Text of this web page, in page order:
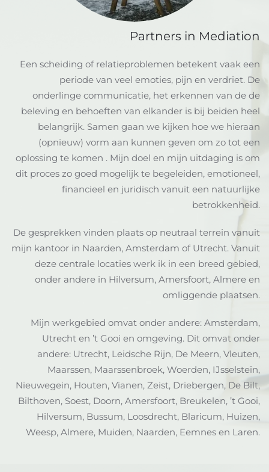
Partners in Mediation
Een scheiding of relatieproblemen betekent vaak een
periode van veel emoties, pijn en verdriet. De
onderlinge communicatie, het erkennen van de de
beleving en behoeften van elkander is bij beiden heel
belangrijk. Samen gaan we kijken hoe we hieraan
(opnieuw) vorm aan kunnen geven om zo tot een
oplossing te komen . Mijn doel en mijn uitdaging is om
dit proces zo goed mogelijk te begeleiden, emotioneel,
financieel en juridisch vanuit een natuurlijke
betrokkenheid.
De gesprekken vinden plaats op neutraal terrein vanuit
mijn kantoor in Naarden, Amsterdam of Utrecht. Vanuit
deze centrale locaties werk ik in een breed gebied,
onder andere in Hilversum, Amersfoort, Almere en
omliggende plaatsen.
Mijn werkgebied omvat onder andere: Amsterdam,
Utrecht en ’t Gooi en omgeving. Dit omvat onder
andere: Utrecht, Leidsche Rijn, De Meern, Vleuten,
Maarssen, Maarssenbroek, Woerden, IJsselstein,
Nieuwegein, Houten, Vianen, Zeist, Driebergen, De Bilt,
Bilthoven, Soest, Doorn, Amersfoort, Breukelen, ’t Gooi,
Hilversum, Bussum, Loosdrecht, Blaricum, Huizen,
Weesp, Almere, Muiden, Naarden, Eemnes en Laren.